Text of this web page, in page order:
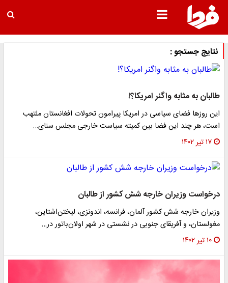
نتایج جستجو :
طالبان به مثابه واگنر امریکا؟!
این روز‌ها فضای سیاسی در امریکا پیرامون تحولات افغانستان ملتهب
است، هر چند این فضا بین کمیته سیاست خارجی مجلس سنای…
۱۷ تیر ۱۴۰۲
درخواست وزیران خارجه شش کشور از طالبان
وزیران خارجه شش کشور آلمان، فرانسه، اندونزی، لیختن‌اشتاین،
مغولستان، و آفریقای جنوبی در نشستی در شهر اولان‌باتور در…
۱۰ تیر ۱۴۰۲